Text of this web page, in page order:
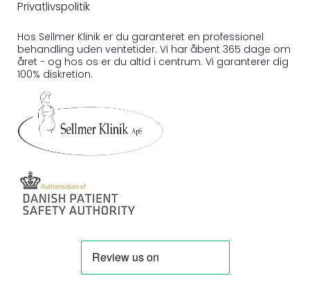
Privatlivspolitik
Hos Sellmer Klinik er du garanteret en professionel
behandling uden ventetider. Vi har åbent 365 dage om
året - og hos os er du altid i centrum. Vi garanterer dig
100% diskretion.